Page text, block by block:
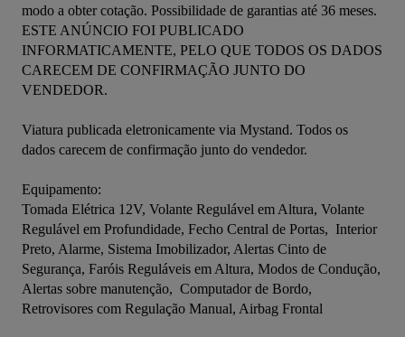
modo a obter cotação. Possibilidade de garantias até 36 meses.
ESTE ANÚNCIO FOI PUBLICADO
INFORMATICAMENTE, PELO QUE TODOS OS DADOS
CARECEM DE CONFIRMAÇÃO JUNTO DO
VENDEDOR.
Viatura publicada eletronicamente via Mystand. Todos os
dados carecem de confirmação junto do vendedor.
Equipamento:
Tomada Elétrica 12V, Volante Regulável em Altura, Volante
Regulável em Profundidade, Fecho Central de Portas,  Interior
Preto, Alarme, Sistema Imobilizador, Alertas Cinto de
Segurança, Faróis Reguláveis em Altura, Modos de Condução,
Alertas sobre manutenção,  Computador de Bordo,
Retrovisores com Regulação Manual, Airbag Frontal